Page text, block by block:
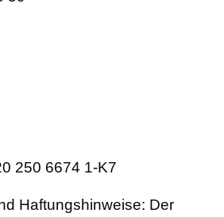
250 6674 1-K7
Haftungshinweise: Der